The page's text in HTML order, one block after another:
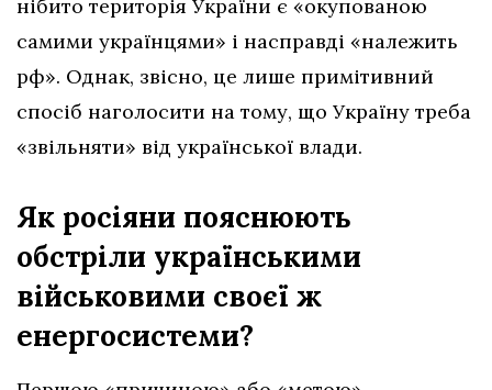
нібито територія України є «окупованою
самими українцями» і насправді «належить
рф». Однак, звісно, це лише примітивний
спосіб наголосити на тому, що Україну треба
«звільняти» від української влади.
Як росіяни пояснюють
обстріли українськими
військовими своєї ж
енергосистеми?